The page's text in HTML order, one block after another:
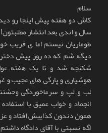
سلام
کاش دو هفته پیش اینجا رو
سال و اندی بعد انتشار مطلبتون!
طوماریان نیستم اما ی فریب
دیگه شم که ده روز پیش
شکنجه شد و تا یک هفته
هوشیاری و پارگی های عجیب و
لب و لپ و سرماخوردگی
انجماد و خواب عمیق با
همون دندون کذاییش افتاد و
اگه نسبتی با آقای دادگاه